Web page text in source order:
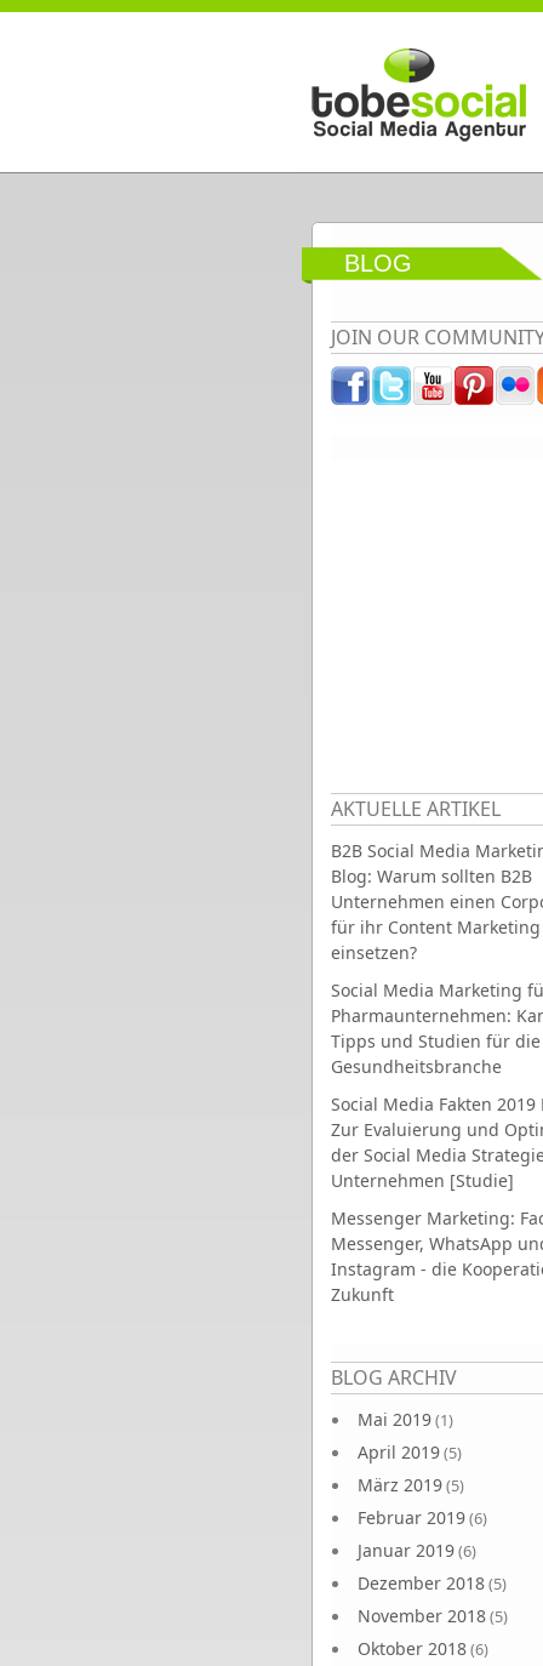
Direkt zum Inhalt
BLOG
JOIN OUR
AKTUELLE ARTIKEL
B2B Social Media
Blog: Warum sollten B2B
Unternehmen einen
für ihr Content Marketing
einsetzen?
Social Media Marketing
Pharmaunternehmen:
Tipps und Studien für die
Gesundheitsbranche
Social Media Fakten 2019
Zur Evaluierung und
der Social Media
Unternehmen [Studie]
Messenger Marketing:
Messenger, WhatsApp
Instagram - die
Zukunft
BLOG ARCHIV
Mai 2019(1)
April 2019(5)
März 2019(5)
Februar 2019(6)
Januar 2019(6)
Dezember 2018(5)
November 2018(5)
Oktober 2018(6)
Seiten